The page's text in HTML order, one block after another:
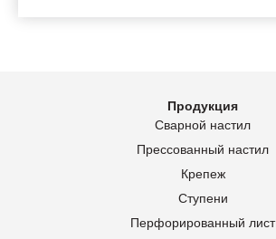
Продукция
Сварной настил
Прессованный настил
Крепеж
Ступени
Перфорированный лист